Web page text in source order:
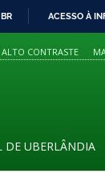
PARA
O
ACESSO À
ALTO CONTRASTE
DE UBERLÂNDIA